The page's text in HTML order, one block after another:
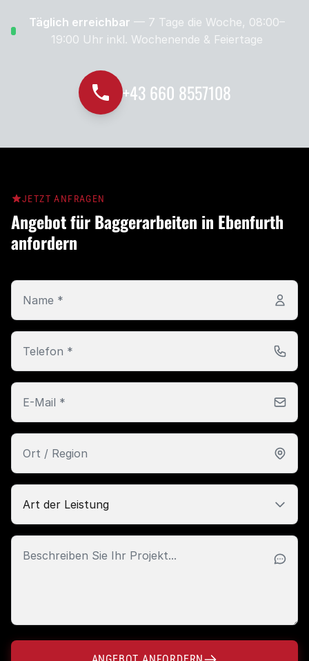
Täglich erreichbar — 7 Tage die Woche, 08:00–
19:00 Uhr inkl. Wochenende & Feiertage
+43 660 8557108
JETZT ANFRAGEN
Angebot für Baggerarbeiten in Ebenfurth
anfordern